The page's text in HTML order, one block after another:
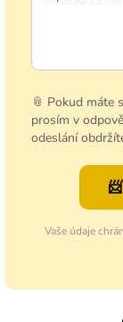
📎 Pokud máte
prosím v
odeslání
Vaše údaje